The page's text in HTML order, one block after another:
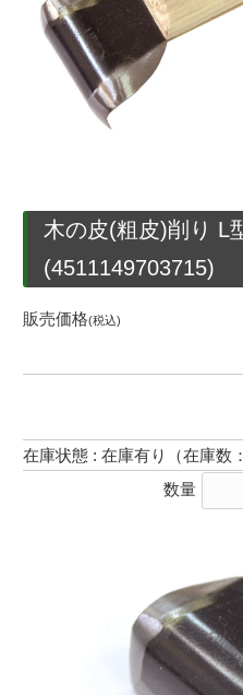
木の皮(粗皮)削り L
(4511149703715)
販売価格(税込)
在庫状態 : 在庫有り（在庫数
数量